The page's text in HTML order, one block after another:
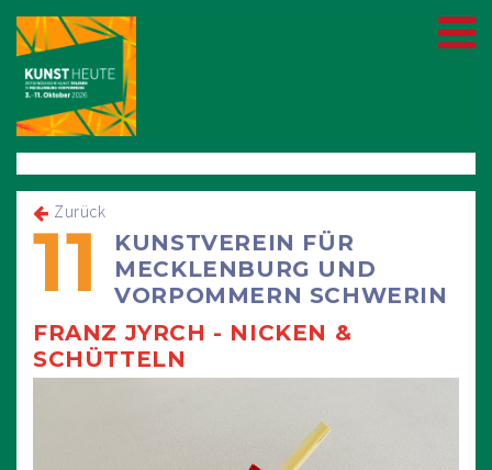
11
KUNSTVEREIN FÜR
MECKLENBURG UND
VORPOMMERN SCHWERIN
FRANZ JYRCH - NICKEN &
SCHÜTTELN
Zurück